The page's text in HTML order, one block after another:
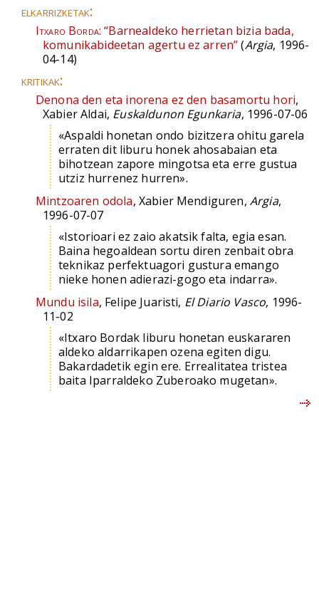
elkarrizketak:
Itxaro Borda: “Barnealdeko herrietan bizia bada,
komunikabideetan agertu ez arren”(Argia, 1996-
04-14)
kritikak:
Denona den eta inorena ez den basamortu hori,
Xabier Aldai, Euskaldunon Egunkaria, 1996-07-06
«Aspaldi honetan ondo bizitzera ohitu garela
erraten dit liburu honek ahosabaian eta
bihotzean zapore mingotsa eta erre gustua
utziz hurrenez hurren».
Mintzoaren odola, Xabier Mendiguren, Argia,
1996-07-07
«Istorioari ez zaio akatsik falta, egia esan.
Baina hegoaldean sortu diren zenbait obra
teknikaz perfektuagori gustura emango
nieke honen adierazi-gogo eta indarra».
Mundu isila, Felipe Juaristi, El Diario Vasco, 1996-
11-02
«Itxaro Bordak liburu honetan euskararen
aldeko aldarrikapen ozena egiten digu.
Bakardadetik egin ere. Errealitatea tristea
baita Iparraldeko Zuberoako mugetan».